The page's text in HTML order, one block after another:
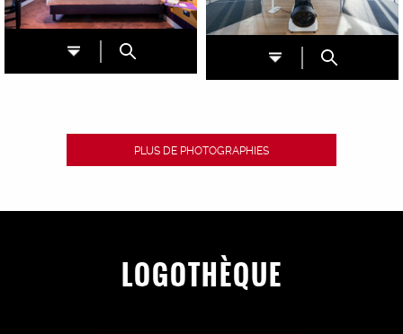
PLUS DE PHOTOGRAPHIES
LOGOTHÈQUE